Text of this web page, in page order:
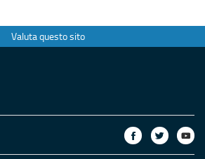
Valuta questo sito